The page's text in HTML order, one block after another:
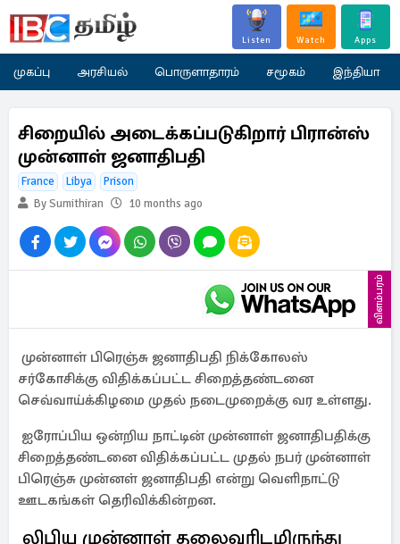
Listen Watch Apps
முகப்பு அரசியல் பொருளாதாரம் சமூகம் இந்தியா
சிறையில் அடைக்கப்படுகிறார் பிரான்ஸ்
முன்னாள் ஜனாதிபதி
France Libya
Prison
By Sumithiran
10 months ago
விளம்பரம்
முன்னாள் பிரெஞ்சு ஜனாதிபதி நிக்கோலஸ்
சர்கோசிக்கு விதிக்கப்பட்ட சிறைத்தண்டனை
செவ்வாய்க்கிழமை முதல் நடைமுறைக்கு வர உள்ளது.
ஐரோப்பிய ஒன்றிய நாட்டின் முன்னாள் ஜனாதிபதிக்கு
சிறைத்தண்டனை விதிக்கப்பட்ட முதல் நபர் முன்னாள்
பிரெஞ்சு முன்னள் ஜனாதிபதி என்று வெளிநாட்டு
ஊடகங்கள் தெரிவிக்கின்றன.
லிபிய முன்னாள் தலைவரிடமிருந்து